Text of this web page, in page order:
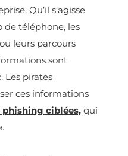
Qu’il s’agisse
de téléphone, les
leurs parcours
sont
Les pirates
ces informations
phishing ciblées, qui